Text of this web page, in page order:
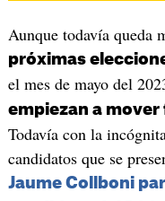
Aunque todavía queda
próximas
el mes de mayo del
empiezan a mover
Todavía con la
candidatos que se
Jaume Collboni